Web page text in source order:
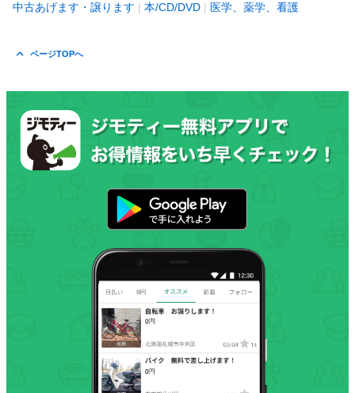
中古あげます・譲ります 本/CD/DVD 医学、薬学、看護
ページTOPへ